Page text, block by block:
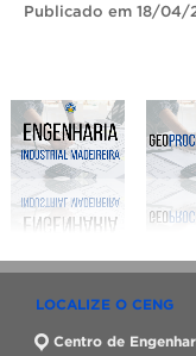
Publicado em 18/04/
LOCALIZE O CENG
Centro de